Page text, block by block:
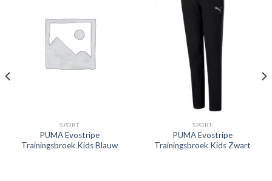
SPORT
PUMA Evostripe
Trainingsbroek Kids Blauw
SPORT
PUMA Evostripe
Trainingsbroek Kids Zwart